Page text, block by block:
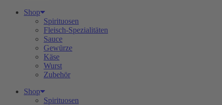
Shop
Spirituosen
Fleisch-Spezialitäten
Sauce
Gewürze
Käse
Wurst
Zubehör
Shop
Spirituosen